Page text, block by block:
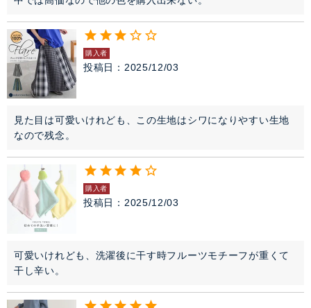
購入者
投稿日 2025/12/03
見た目は可愛いけれども、この生地はシワになりやすい生地
なので残念。
購入者
投稿日 2025/12/03
可愛いけれども、洗濯後に干す時フルーツモチーフが重くて
干し辛い。